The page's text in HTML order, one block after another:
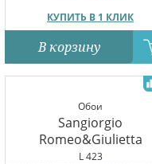
КУПИТЬ В 1 КЛИК
В корзину
Обои
Sangiorgio
Romeo&Giulietta
L 423